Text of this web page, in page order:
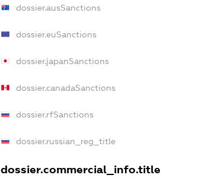
dossier.ausSanctions
dossier.euSanctions
dossier.japanSanctions
dossier.canadaSanctions
dossier.rfSanctions
dossier.russian_reg_title
dossier.commercial_info.title